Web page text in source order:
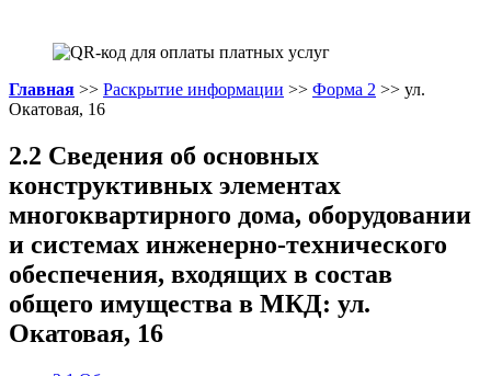
Главная >> Раскрытие информации >> Форма 2 >> ул.
Окатовая, 16
2.2 Сведения об основных
конструктивных элементах
многоквартирного дома, оборудовании
и системах инженерно-технического
обеспечения, входящих в состав
общего имущества в МКД: ул.
Окатовая, 16